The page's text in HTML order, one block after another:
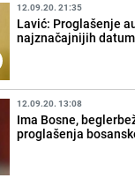
12.09.20. 21:35
Lavić: Proglašenje
najznačajnijih
12.09.20. 13:08
Ima Bosne,
proglašenja